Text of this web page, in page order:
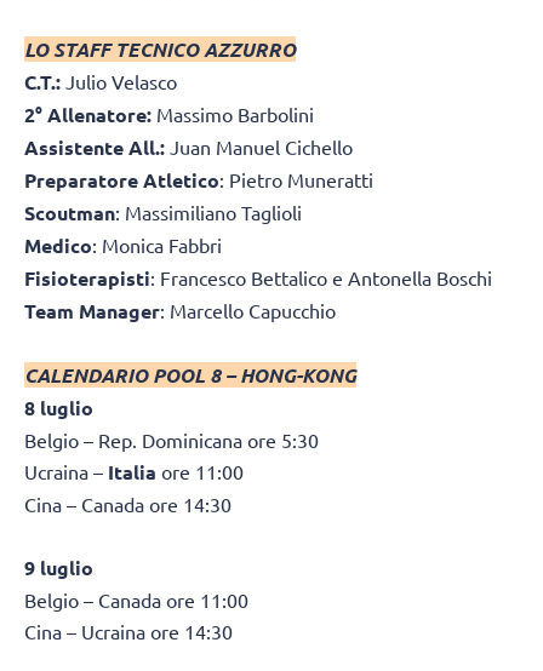
LO STAFF TECNICO AZZURRO
C.T.: Julio Velasco
2° Allenatore: Massimo Barbolini
Assistente All.: Juan Manuel Cichello
Preparatore Atletico: Pietro Muneratti
Scoutman: Massimiliano Taglioli
Medico: Monica Fabbri
Fisioterapisti: Francesco Bettalico e Antonella Boschi
Team Manager: Marcello Capucchio
CALENDARIO POOL 8 – HONG-KONG
8 luglio
Belgio – Rep. Dominicana ore 5:30
Ucraina – Italia ore 11:00
Cina – Canada ore 14:30
9 luglio
Belgio – Canada ore 11:00
Cina – Ucraina ore 14:30